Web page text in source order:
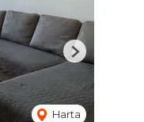
Harta
Next